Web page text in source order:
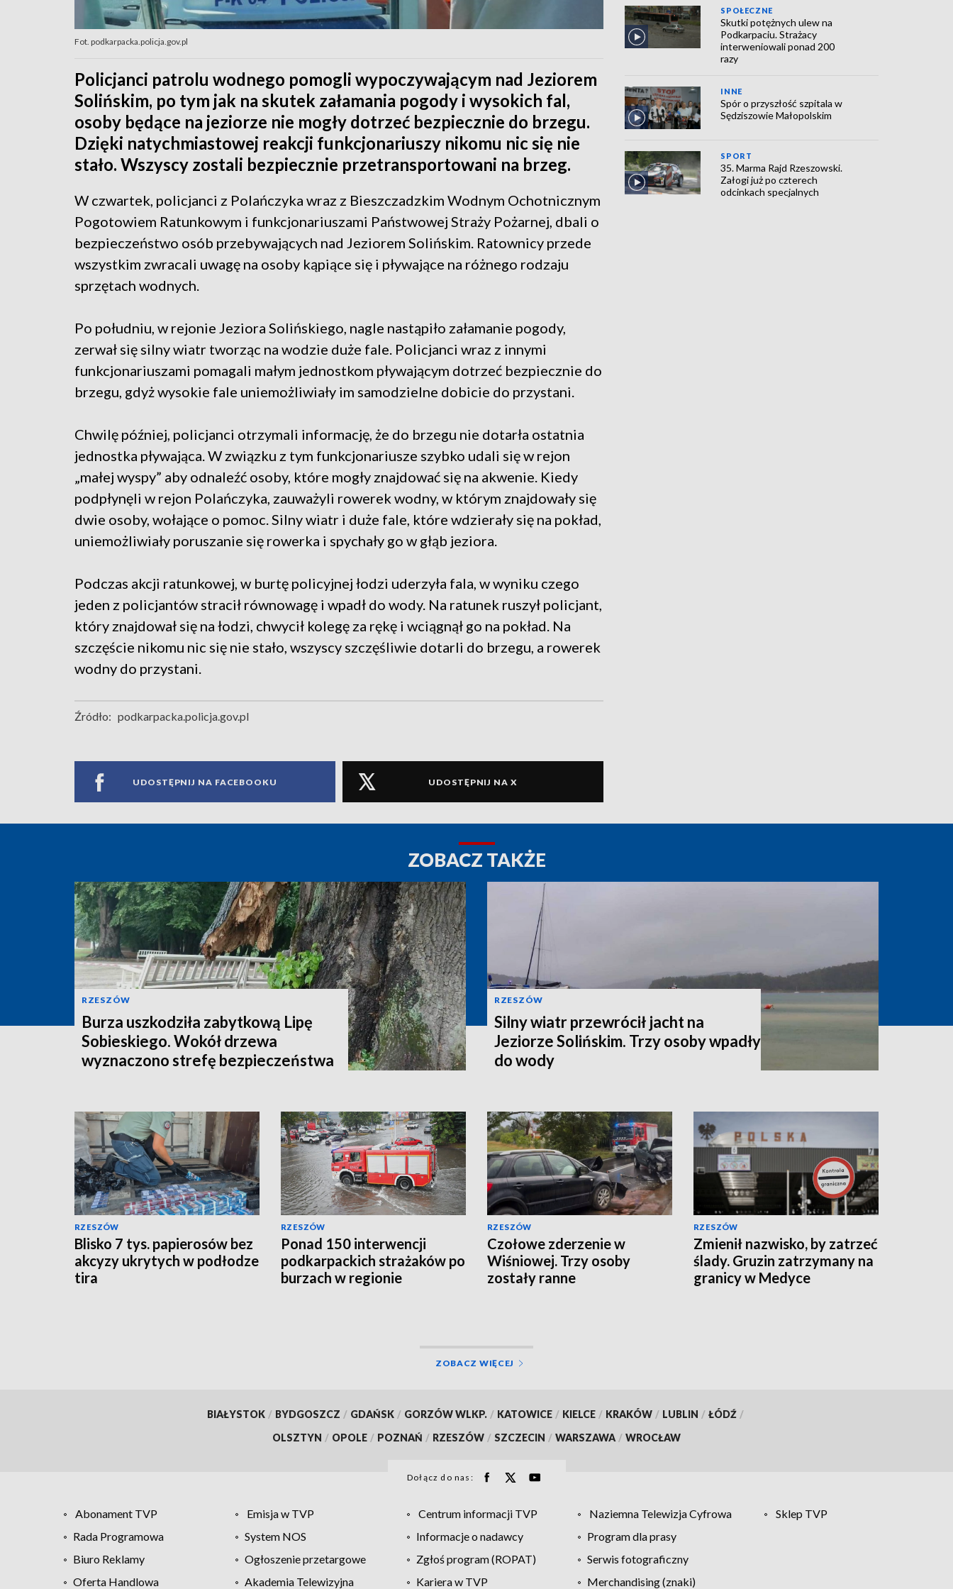
Fot. podkarpacka.policja.gov.pl
Policjanci patrolu wodnego pomogli wypoczywającym nad Jeziorem
Solińskim, po tym jak na skutek załamania pogody i wysokich fal,
osoby będące na jeziorze nie mogły dotrzeć bezpiecznie do brzegu.
Dzięki natychmiastowej reakcji funkcjonariuszy nikomu nic się nie
stało. Wszyscy zostali bezpiecznie przetransportowani na brzeg.
W czwartek, policjanci z Polańczyka wraz z Bieszczadzkim Wodnym Ochotnicznym
Pogotowiem Ratunkowym i funkcjonariuszami Państwowej Straży Pożarnej, dbali o
bezpieczeństwo osób przebywających nad Jeziorem Solińskim. Ratownicy przede
wszystkim zwracali uwagę na osoby kąpiące się i pływające na różnego rodzaju
sprzętach wodnych.
Po południu, w rejonie Jeziora Solińskiego, nagle nastąpiło załamanie pogody,
zerwał się silny wiatr tworząc na wodzie duże fale. Policjanci wraz z innymi
funkcjonariuszami pomagali małym jednostkom pływającym dotrzeć bezpiecznie do
brzegu, gdyż wysokie fale uniemożliwiały im samodzielne dobicie do przystani.
Chwilę później, policjanci otrzymali informację, że do brzegu nie dotarła ostatnia
jednostka pływająca. W związku z tym funkcjonariusze szybko udali się w rejon
„małej wyspy” aby odnaleźć osoby, które mogły znajdować się na akwenie. Kiedy
podpłynęli w rejon Polańczyka, zauważyli rowerek wodny, w którym znajdowały się
dwie osoby, wołające o pomoc. Silny wiatr i duże fale, które wdzierały się na pokład,
uniemożliwiały poruszanie się rowerka i spychały go w głąb jeziora.
Podczas akcji ratunkowej, w burtę policyjnej łodzi uderzyła fala, w wyniku czego
jeden z policjantów stracił równowagę i wpadł do wody. Na ratunek ruszył policjant,
który znajdował się na łodzi, chwycił kolegę za rękę i wciągnął go na pokład. Na
szczęście nikomu nic się nie stało, wszyscy szczęśliwie dotarli do brzegu, a rowerek
wodny do przystani.
Źródło: podkarpacka.policja.gov.pl
UDOSTĘPNIJ NA FACEBOOKU UDOSTĘPNIJ NA X
SPOŁECZNE
Skutki potężnych ulew na
Podkarpaciu. Strażacy
interweniowali ponad 200
razy
INNE
Spór o przyszłość szpitala w
Sędziszowie Małopolskim
SPORT
35. Marma Rajd Rzeszowski.
Załogi już po czterech
odcinkach specjalnych
ZOBACZ TAKŻE
RZESZÓW
Burza uszkodziła zabytkową Lipę
Sobieskiego. Wokół drzewa
wyznaczono strefę bezpieczeństwa
RZESZÓW
Silny wiatr przewrócił jacht na
Jeziorze Solińskim. Trzy osoby wpadły
do wody
RZESZÓW
Blisko 7 tys. papierosów bez
akcyzy ukrytych w podłodze
tira
RZESZÓW
Ponad 150 interwencji
podkarpackich strażaków po
burzach w regionie
RZESZÓW
Czołowe zderzenie w
Wiśniowej. Trzy osoby
zostały ranne
RZESZÓW
Zmienił nazwisko, by zatrzeć
ślady. Gruzin zatrzymany na
granicy w Medyce
ZOBACZ WIĘCEJ
BIAŁYSTOK / BYDGOSZCZ / GDAŃSK / GORZÓW WLKP. / KATOWICE / KIELCE / KRAKÓW / LUBLIN / ŁÓDŹ /
OLSZTYN / OPOLE / POZNAŃ / RZESZÓW / SZCZECIN / WARSZAWA / WROCŁAW
Dołącz do nas:
Abonament TVP Emisja w TVP Centrum informacji TVP Naziemna Telewizja Cyfrowa
Sklep TVP
Rada Programowa
System NOS Informacje o nadawcy
Program dla prasy
Biuro Reklamy
Ogłoszenie przetargowe Zgłoś program (ROPAT)
Serwis fotograficzny
Oferta Handlowa
Akademia Telewizyjna Kariera w TVP Merchandising (znaki)